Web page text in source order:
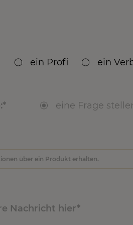
ein Profi ein
Kunde von Valrhona?
eine Frage
gekauft? und DLUO
Nachricht hier